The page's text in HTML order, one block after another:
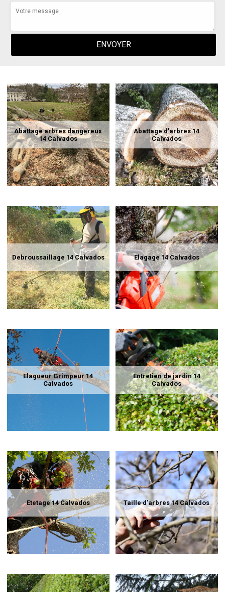
Abattage arbres dangereux
14 Calvados
Abattage d'arbres 14
Calvados
Debroussaillage 14 Calvados Elagage 14 Calvados
Elagueur Grimpeur 14
Calvados
Entretien de jardin 14
Calvados
Etetage 14 Calvados Taille d'arbres 14 Calvados